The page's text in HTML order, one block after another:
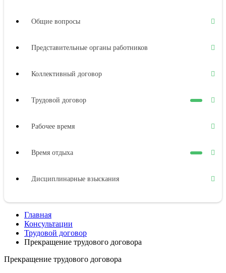
Общие вопросы
Представительные органы работников
Коллективный договор
Трудовой договор
Рабочее время
Время отдыха
Дисциплинарные взыскания
Материальная ответственность
Охрана труда
Социальное обеспечение работников
Главная
Консультации
Трудовой договор
Прекращение трудового договора
Прекращение трудового договора